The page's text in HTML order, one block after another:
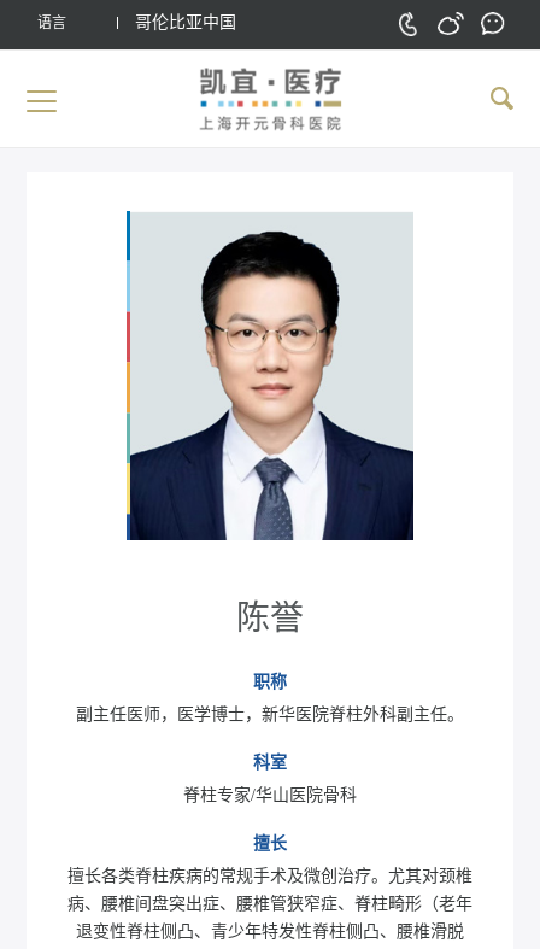
语言 哥伦比亚中国
陈誉
职称
副主任医师，医学博士，新华医院脊柱外科副主任。
科室
脊柱专家/华山医院骨科
擅长
擅长各类脊柱疾病的常规手术及微创治疗。尤其对颈椎
病、腰椎间盘突出症、腰椎管狭窄症、脊柱畸形（老年
退变性脊柱侧凸、青少年特发性脊柱侧凸、腰椎滑脱